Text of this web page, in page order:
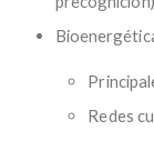
Redes